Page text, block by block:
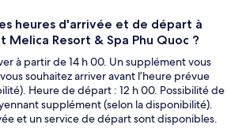
heures d'arrivée et de départ à
Melica Resort & Spa Phu Quoc ?
à partir de 14 h 00. Un supplément vous
souhaitez arriver avant l’heure prévue
Heure de départ : 12 h 00. Possibilité de
supplément (selon la disponibilité).
et un service de départ sont disponibles.